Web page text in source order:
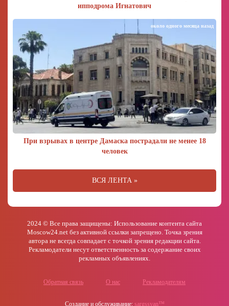
ипподрома Игнатович
При взрывах в центре Дамаска пострадали не менее 18
человек
около одного месяца назад
ВСЯ ЛЕНТА »
2024 © Все права защищены: Использование контента сайта
Moscow24.net без активной ссылки запрещено. Точка зрения
автора не всегда совпадает с точкой зрения редакции сайта.
Рекламодатели несут ответственность за содержание своих
рекламных объявлениях.
Обратная связь О нас Рекламодателям
Создание и обслуживание: sargssyan™